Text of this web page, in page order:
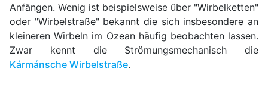
Anfängen. Wenig ist beispielsweise über "Wirbelketten"
oder "Wirbelstraße" bekannt die sich insbesondere an
kleineren Wirbeln im Ozean häufig beobachten lassen.
Zwar kennt die Strömungsmechanisch die
Kármánsche Wirbelstraße.